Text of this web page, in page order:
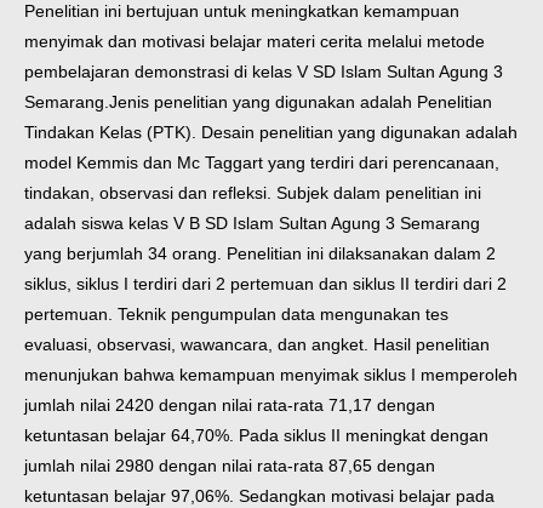
Penelitian ini bertujuan untuk meningkatkan kemampuan
menyimak dan motivasi belajar materi cerita melalui metode
pembelajaran demonstrasi di kelas V SD Islam Sultan Agung 3
Semarang.Jenis penelitian yang digunakan adalah Penelitian
Tindakan Kelas (PTK). Desain penelitian yang digunakan adalah
model Kemmis dan Mc Taggart yang terdiri dari perencanaan,
tindakan, observasi dan refleksi. Subjek dalam penelitian ini
adalah siswa kelas V B SD Islam Sultan Agung 3 Semarang
yang berjumlah 34 orang. Penelitian ini dilaksanakan dalam 2
siklus, siklus I terdiri dari 2 pertemuan dan siklus II terdiri dari 2
pertemuan. Teknik pengumpulan data mengunakan tes
evaluasi, observasi, wawancara, dan angket. Hasil penelitian
menunjukan bahwa kemampuan menyimak siklus I memperoleh
jumlah nilai 2420 dengan nilai rata-rata 71,17 dengan
ketuntasan belajar 64,70%. Pada siklus II meningkat dengan
jumlah nilai 2980 dengan nilai rata-rata 87,65 dengan
ketuntasan belajar 97,06%. Sedangkan motivasi belajar pada